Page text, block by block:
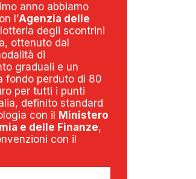
anno abbiamo
l’Agenzia delle
degli scontrini
ottenuto dal
di
graduali e un
fondo perduto di 80
per tutti i punti
definito standard
con il
Ministero
e delle Finanze,
con il